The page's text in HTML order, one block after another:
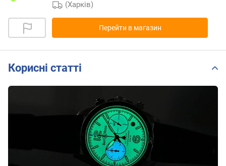
(Харків)
Перейти в магазин
Корисні статті